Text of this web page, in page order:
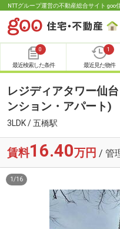
NTTグループ運営の不動産総合サイト goo
0
最近検索した条件
1
最近見た物件
レジディアタワー仙
ンション・アパート)
3LDK / 五橋駅
賃料16.40万円 / 管
1 /16